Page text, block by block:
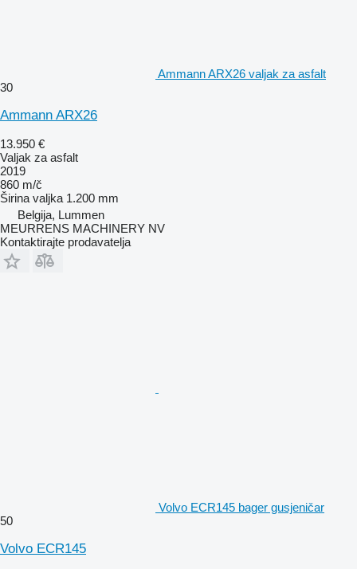
Ammann ARX26 valjak za asfalt
30
Ammann ARX26
13.950 €
Valjak za asfalt
2019
860 m/č
Širina valjka 1.200 mm
Belgija, Lummen
MEURRENS MACHINERY NV
Kontaktirajte prodavatelja
Volvo ECR145 bager gusjeničar
50
Volvo ECR145